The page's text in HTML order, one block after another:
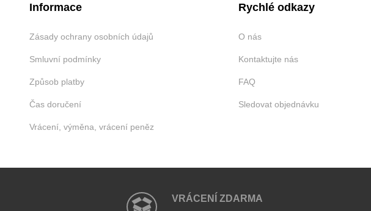
Informace
Zásady ochrany osobních údajů
Smluvní podmínky
Způsob platby
Čas doručení
Vrácení, výměna, vrácení peněz
Rychlé odkazy
O nás
Kontaktujte nás
FAQ
Sledovat objednávku
VRÁCENÍ ZDARMA